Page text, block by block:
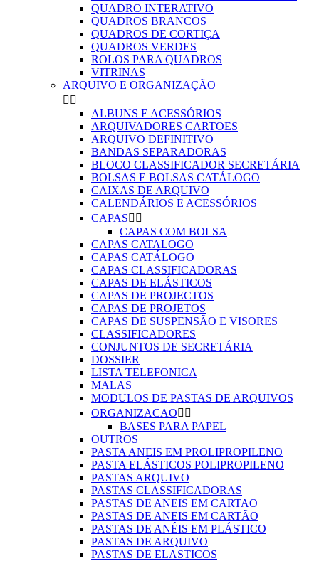
QUADRO INTERATIVO
QUADROS BRANCOS
QUADROS DE CORTIÇA
QUADROS VERDES
ROLOS PARA QUADROS
VITRINAS
ARQUIVO E ORGANIZAÇÃO
 
ALBUNS E ACESSÓRIOS
ARQUIVADORES CARTOES
ARQUIVO DEFINITIVO
BANDAS SEPARADORAS
BLOCO CLASSIFICADOR SECRETÁRIA
BOLSAS E BOLSAS CATÁLOGO
CAIXAS DE ARQUIVO
CALENDÁRIOS E ACESSÓRIOS
CAPAS 
CAPAS COM BOLSA
CAPAS CATALOGO
CAPAS CATÁLOGO
CAPAS CLASSIFICADORAS
CAPAS DE ELÁSTICOS
CAPAS DE PROJECTOS
CAPAS DE PROJETOS
CAPAS DE SUSPENSÃO E VISORES
CLASSIFICADORES
CONJUNTOS DE SECRETÁRIA
DOSSIER
LISTA TELEFONICA
MALAS
MODULOS DE PASTAS DE ARQUIVOS
ORGANIZACAO 
BASES PARA PAPEL
OUTROS
PASTA ANEIS EM PROLIPROPILENO
PASTA ELÁSTICOS POLIPROPILENO
PASTAS ARQUIVO
PASTAS CLASSIFICADORAS
PASTAS DE ANEIS EM CARTAO
PASTAS DE ANEIS EM CARTÃO
PASTAS DE ANÉIS EM PLÁSTICO
PASTAS DE ARQUIVO
PASTAS DE ELASTICOS